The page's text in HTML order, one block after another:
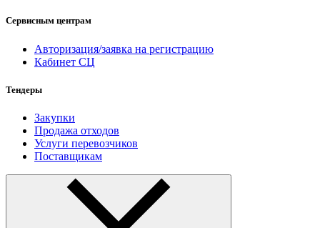
Сервисным центрам
Авторизация/заявка на регистрацию
Кабинет СЦ
Тендеры
Закупки
Продажа отходов
Услуги перевозчиков
Поставщикам